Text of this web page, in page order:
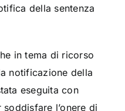
della sentenza
in tema di ricorso
notificazione della
eseguita con
l’onere di